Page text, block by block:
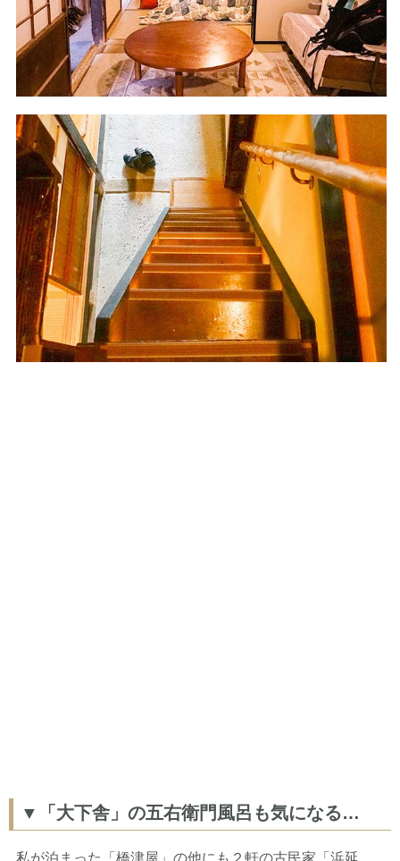
▼「大下舎」の五右衛門風呂も気になる…